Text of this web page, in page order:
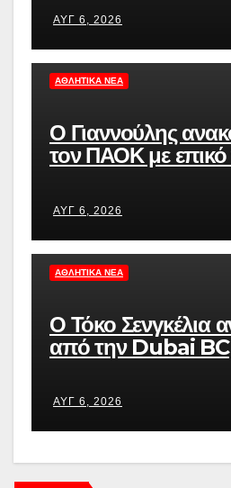
ΑΥΓ 6, 2026
ΑΘΛΗΤΙΚΆ ΝΈΑ
Ο Γιαννούλης
τον ΠΑΟΚ με
ΑΥΓ 6, 2026
ΑΘΛΗΤΙΚΆ ΝΈΑ
Ο Τόκο Σενγκέλια
από την Dubai BC
ΑΥΓ 6, 2026